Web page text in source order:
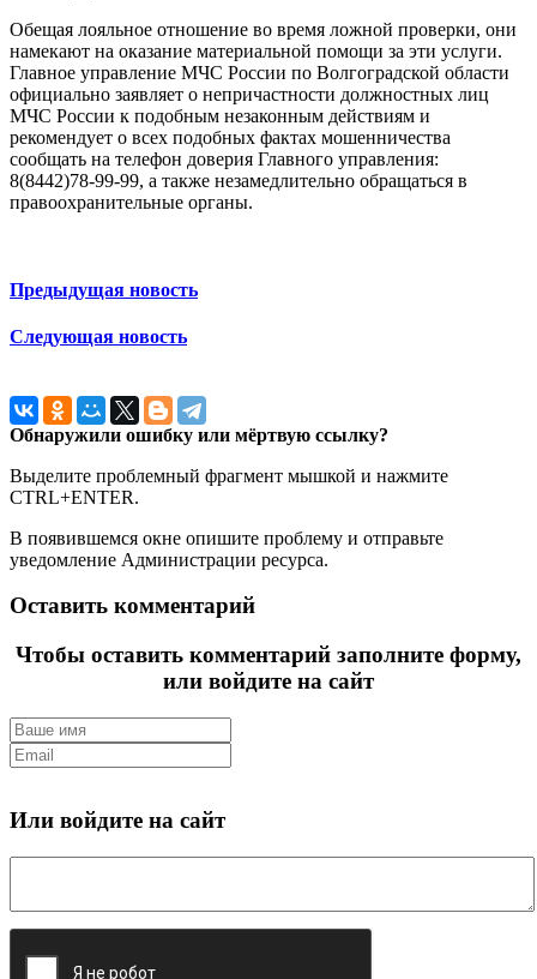
Обещая лояльное отношение во время ложной проверки, они
намекают на оказание материальной помощи за эти услуги.
Главное управление МЧС России по Волгоградской области
официально заявляет о непричастности должностных лиц
МЧС России к подобным незаконным действиям и
рекомендует о всех подобных фактах мошенничества
сообщать на телефон доверия Главного управления:
8(8442)78-99-99, а также незамедлительно обращаться в
правоохранительные органы.
Предыдущая новость
Следующая новость
Обнаружили ошибку или мёртвую ссылку?
Выделите проблемный фрагмент мышкой и нажмите
CTRL+ENTER.
В появившемся окне опишите проблему и отправьте
уведомление Администрации ресурса.
Оставить комментарий
Чтобы оставить комментарий заполните форму,
или войдите на сайт
Или войдите на сайт